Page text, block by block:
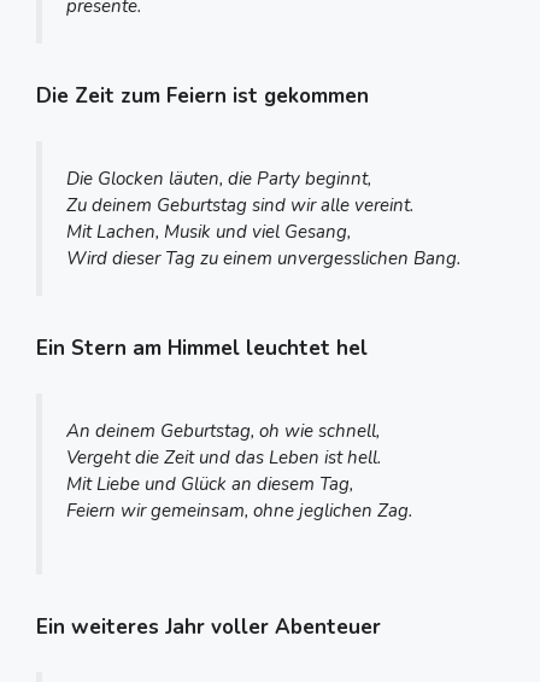
presente.
Die Zeit zum Feiern ist gekommen
Die Glocken läuten, die Party beginnt,
Zu deinem Geburtstag sind wir alle vereint.
Mit Lachen, Musik und viel Gesang,
Wird dieser Tag zu einem unvergesslichen Bang.
Ein Stern am Himmel leuchtet hel
An deinem Geburtstag, oh wie schnell,
Vergeht die Zeit und das Leben ist hell.
Mit Liebe und Glück an diesem Tag,
Feiern wir gemeinsam, ohne jeglichen Zag.
Ein weiteres Jahr voller Abenteuer